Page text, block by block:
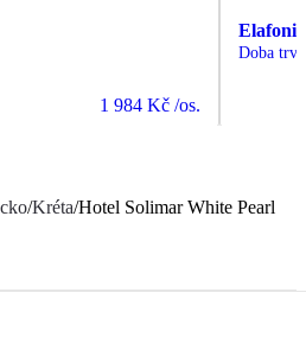
1 984 Kč /os.
Doba
/Kréta/Hotel Solimar White Pearl